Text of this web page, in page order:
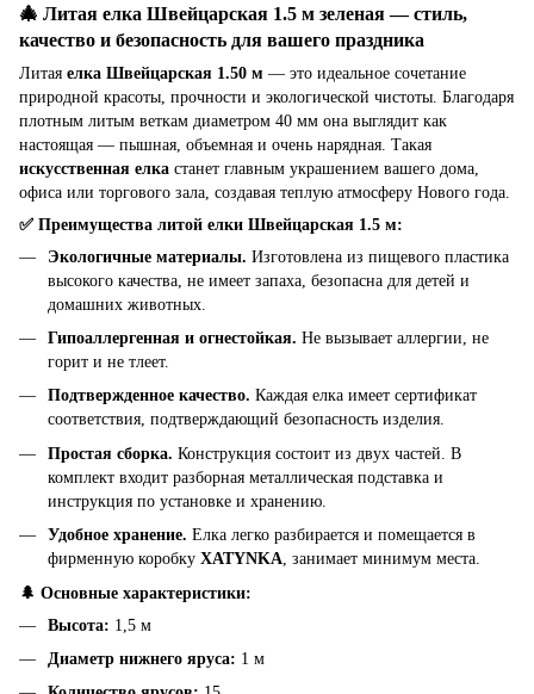
🎄 Литая елка Швейцарская 1.5 м зеленая — стиль,
качество и безопасность для вашего праздника
Литая елка Швейцарская 1.50 м — это идеальное сочетание
природной красоты, прочности и экологической чистоты. Благодаря
плотным литым веткам диаметром 40 мм она выглядит как
настоящая — пышная, объемная и очень нарядная. Такая
искусственная елка станет главным украшением вашего дома,
офиса или торгового зала, создавая теплую атмосферу Нового года.
✅ Преимущества литой елки Швейцарская 1.5 м:
Экологичные материалы. Изготовлена из пищевого пластика
высокого качества, не имеет запаха, безопасна для детей и
домашних животных.
Гипоаллергенная и огнестойкая. Не вызывает аллергии, не
горит и не тлеет.
Подтвержденное качество. Каждая елка имеет сертификат
соответствия, подтверждающий безопасность изделия.
Простая сборка. Конструкция состоит из двух частей. В
комплект входит разборная металлическая подставка и
инструкция по установке и хранению.
Удобное хранение. Елка легко разбирается и помещается в
фирменную коробку XATYNKA, занимает минимум места.
🌲 Основные характеристики:
Высота: 1,5 м
Диаметр нижнего яруса: 1 м